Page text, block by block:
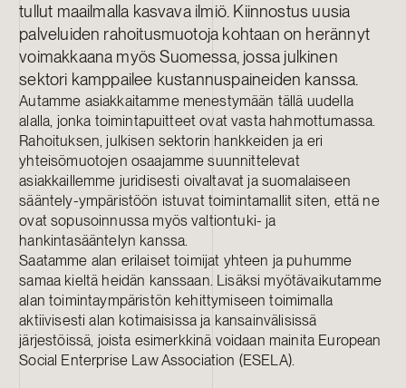
tullut maailmalla kasvava ilmiö. Kiinnostus uusia
palveluiden rahoitusmuotoja kohtaan on herännyt
voimakkaana myös Suomessa, jossa julkinen
sektori kamppailee kustannuspaineiden kanssa.
Autamme asiakkaitamme menestymään tällä uudella
alalla, jonka toimintapuitteet ovat vasta hahmottumassa.
Rahoituksen, julkisen sektorin hankkeiden ja eri
yhteisömuotojen osaajamme suunnittelevat
asiakkaillemme juridisesti oivaltavat ja suomalaiseen
sääntely-ympäristöön istuvat toimintamallit siten, että ne
ovat sopusoinnussa myös valtiontuki- ja
hankintasääntelyn kanssa.
Saatamme alan erilaiset toimijat yhteen ja puhumme
samaa kieltä heidän kanssaan. Lisäksi myötävaikutamme
alan toimintaympäristön kehittymiseen toimimalla
aktiivisesti alan kotimaisissa ja kansainvälisissä
järjestöissä, joista esimerkkinä voidaan mainita European
Social Enterprise Law Association (ESELA).